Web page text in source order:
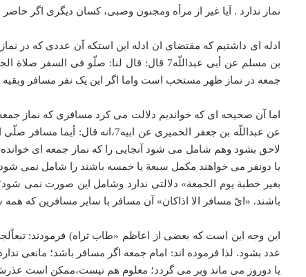
نماز ندارد . آیا غیر از مرأه ومجنون وصبی، کسان دیگری اگر
بن مسلم عن أبی عبداللّه7 قال: قال لنا:
جمعه در نماز ظهر مستحب است واما اگر این یک نفر مسافر
عن عبداللّه بن جعفر الحمیری
لاحق بشود وهم شامل می شود آنجایی را که نماز جمعه ای
یا دونفر می خواهند مکمل سبعة یا خمسه باشند را شامل نمی شود.
بغیر خطبة یوم الجمعة» دلالتی ندارد وشامل این صورت نمی
باشند. «ایّ مسافر الا اذاکان» آن مسافر با سایر مسافرین که
این وجه این است که بعضی از اعاظم «طاب ثراه) فرمودند:
عدد بشود. لذا فرموده اند: امام جمعه اگر مسافر باشد؛ مانعی
یا دوروز می ماند وبر می گردد؛ معلوم هم نیست،‌ممکن است